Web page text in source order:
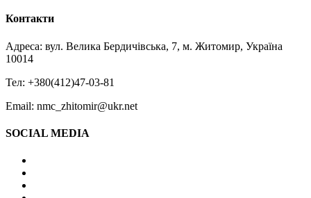
Контакти
Адреса: вул. Велика Бердичівська, 7, м. Житомир, Україна
10014
Тел: +380(412)47-03-81
Email: nmc_zhitomir@ukr.net
SOCIAL MEDIA